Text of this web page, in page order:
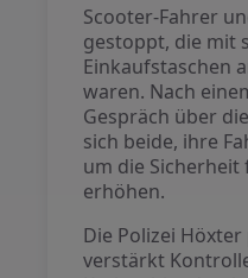
Scooter-Fahrer
gestoppt, die mit
Einkaufstaschen
waren. Nach
Gespräch über
sich beide, ihre
um die
erhöhen.
Die Polizei
verstärkt